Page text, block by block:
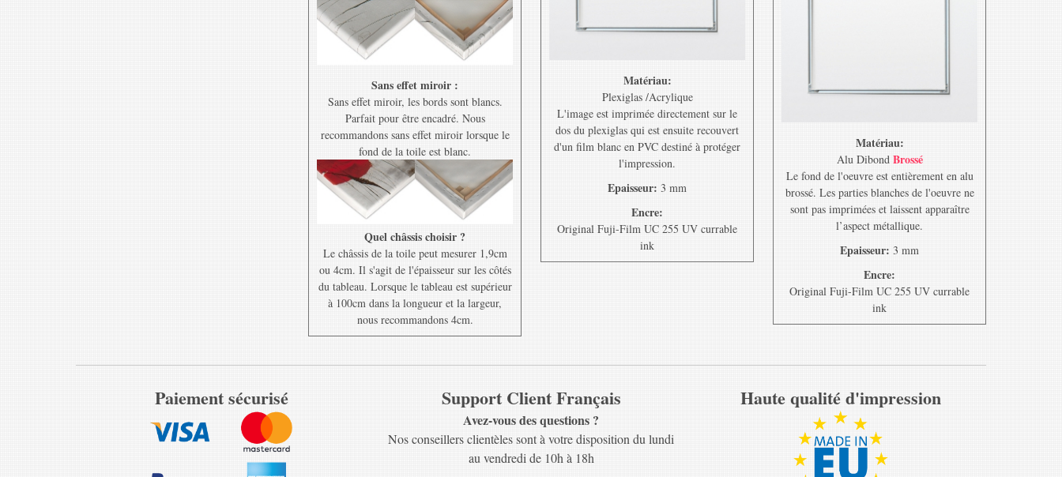
Sans effet miroir :
Sans effet miroir, les bords sont blancs.
Parfait pour être encadré. Nous
recommandons sans effet miroir lorsque le
fond de la toile est blanc.
Quel châssis choisir ?
Le châssis de la toile peut mesurer 1,9cm
ou 4cm. Il s'agit de l'épaisseur sur les côtés
du tableau. Lorsque le tableau est supérieur
à 100cm dans la longueur et la largeur,
nous recommandons 4cm.
Matériau:
Plexiglas /Acrylique
L'image est imprimée directement sur le
dos du plexiglas qui est ensuite recouvert
d'un film blanc en PVC destiné à protéger
l'impression.
Epaisseur: 3 mm
Encre:
Original Fuji-Film UC 255 UV currable
ink
Matériau:
Alu Dibond Brossé
Le fond de l'oeuvre est entièrement en alu
brossé. Les parties blanches de l'oeuvre ne
sont pas imprimées et laissent apparaître
l’aspect métallique.
Epaisseur: 3 mm
Encre:
Original Fuji-Film UC 255 UV currable
ink
Paiement sécurisé Support Client Français
Avez-vous des questions ?
Nos conseillers clientèles sont à votre disposition du lundi
au vendredi de 10h à 18h
Haute qualité d'impression